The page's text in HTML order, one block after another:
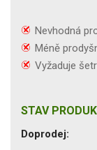
Nevhodná
Méně
Vyžaduje
STAV
Doprodej: